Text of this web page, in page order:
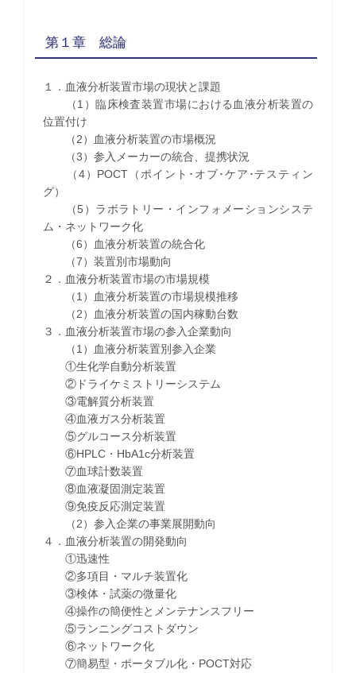
第１章 総論
１．血液分析装置市場の現状と課題
（1）臨床検査装置市場における血液分析装置の
位置付け
（2）血液分析装置の市場概況
（3）参入メーカーの統合、提携状況
（4）POCT（ポイント･オブ･ケア･テスティン
グ）
（5）ラボラトリー・インフォメーションシステ
ム・ネットワーク化
（6）血液分析装置の統合化
（7）装置別市場動向
２．血液分析装置市場の市場規模
（1）血液分析装置の市場規模推移
（2）血液分析装置の国内稼動台数
３．血液分析装置市場の参入企業動向
（1）血液分析装置別参入企業
①生化学自動分析装置
②ドライケミストリーシステム
③電解質分析装置
④血液ガス分析装置
⑤グルコース分析装置
⑥HPLC・HbA1c分析装置
⑦血球計数装置
⑧血液凝固測定装置
⑨免疫反応測定装置
（2）参入企業の事業展開動向
４．血液分析装置の開発動向
①迅速性
②多項目・マルチ装置化
③検体・試薬の微量化
④操作の簡便性とメンテナンスフリー
⑤ランニングコストダウン
⑥ネットワーク化
⑦簡易型・ポータブル化・POCT対応